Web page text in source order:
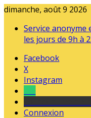
dimanche, août 9 2026
Service
les jours de 9h à
Facebook
X
Instagram
Connexion